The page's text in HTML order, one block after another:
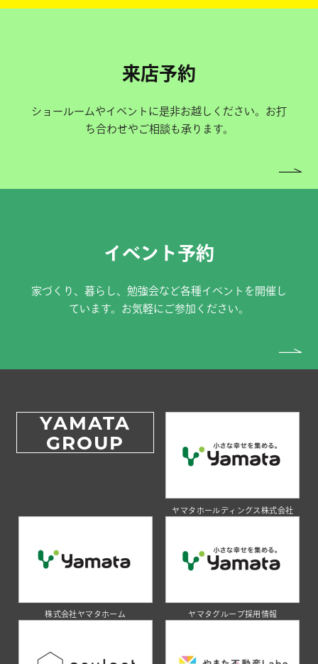
来店予約
ショールームやイベントに是非お越しください。お打
ち合わせやご相談も承ります。
イベント予約
家づくり、暮らし、勉強会など各種イベントを開催し
ています。お気軽にご参加ください。
YAMATA
GROUP
ヤマタホールディングス株式会社
株式会社ヤマタホーム ヤマタグループ採用情報